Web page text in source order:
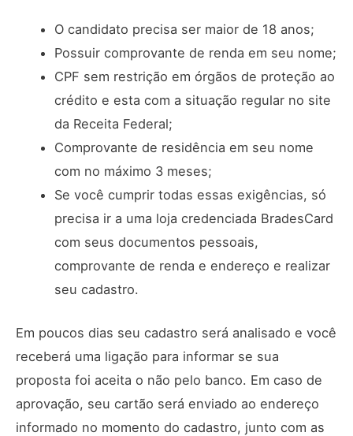
O candidato precisa ser maior de 18 anos;
Possuir comprovante de renda em seu nome;
CPF sem restrição em órgãos de proteção ao
crédito e esta com a situação regular no site
da Receita Federal;
Comprovante de residência em seu nome
com no máximo 3 meses;
Se você cumprir todas essas exigências, só
precisa ir a uma loja credenciada BradesCard
com seus documentos pessoais,
comprovante de renda e endereço e realizar
seu cadastro.
Em poucos dias seu cadastro será analisado e você
receberá uma ligação para informar se sua
proposta foi aceita o não pelo banco. Em caso de
aprovação, seu cartão será enviado ao endereço
informado no momento do cadastro, junto com as